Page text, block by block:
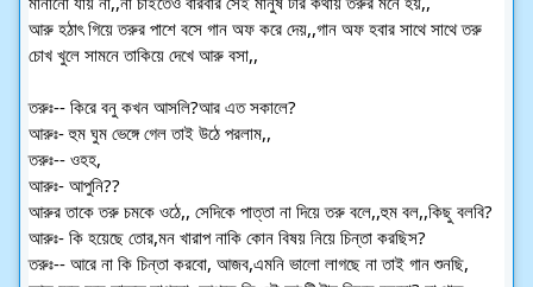
আরু হঠাৎ গিয়ে তরুর পাশে বসে গান অফ করে দেয়,,গান অফ হবার সাথে সাথে তরু
চোখ খুলে সামনে তাকিয়ে দেখে আরু বসা,,
তরুঃ-- কিরে বনু কখন আসলি?আর এত সকালে?
আরুঃ- হুম ঘুম ভেঙ্গে গেল তাই উঠে পরলাম,,
তরুঃ-- ওহহ,
আরুঃ- আপুনি??
আরুর তাকে তরু চমকে ওঠে,, সেদিকে পাত্তা না দিয়ে তরু বলে,,হুম বল,,কিছু বলবি?
আরুঃ- কি হয়েছে তোর,মন খারাপ নাকি কোন বিষয় নিয়ে চিন্তা করছিস?
তরুঃ-- আরে না কি চিন্তা করবো, আজব,এমনি ভালো লাগছে না তাই গান শুনছি,